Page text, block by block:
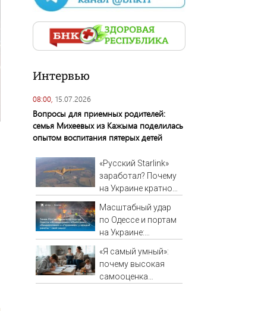
Интервью
08:00, 15.07.2026
Вопросы для приемных родителей:
семья Михеевых из Кажыма поделилась
опытом воспитания пятерых детей
«Русский Starlink»
заработал? Почему
на Украине кратно
точность
попаданий по
объектам ВСУ
Масштабный удар
по Одессе и портам
на Украине:
подробности об
ударах России 9
августа 2026 года
«Я самый умный»:
почему высокая
самооценка